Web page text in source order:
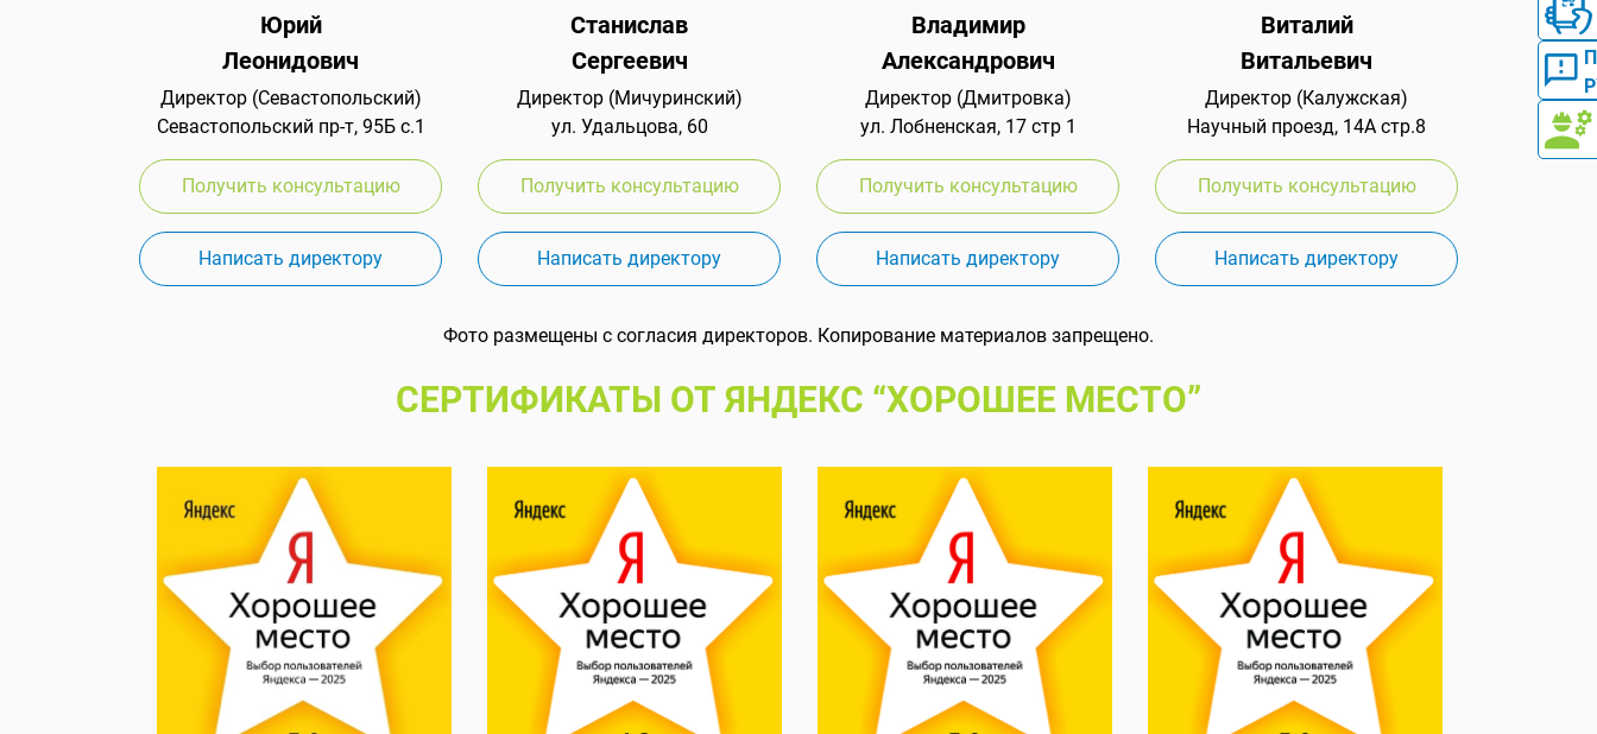
Юрий
Леонидович
Директор (Севастопольский)
Севастопольский пр-т, 95Б с.1
Получить консультацию
Написать директору
Станислав
Сергеевич
Директор (Мичуринский)
ул. Удальцова, 60
Получить консультацию
Написать директору
Владимир
Александрович
Директор (Дмитровка)
ул. Лобненская, 17 стр 1
Получить консультацию
Написать директору
Виталий
Витальевич
Директор (Калужская)
Научный проезд, 14А стр.8
Получить консультацию
Написать директору
Фото размещены с согласия директоров. Копирование материалов запрещено.
СЕРТИФИКАТЫ ОТ ЯНДЕКС “ХОРОШЕЕ МЕСТО”